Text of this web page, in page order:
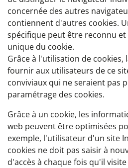
concernée des autres
contiennent d'autres cookies.
spécifique peut être reconnu et
unique du cookie.
Grâce à l'utilisation de cookies,
fournir aux utilisateurs de ce
conviviaux qui ne seraient pas
paramétrage des cookies.
Grâce à un cookie, les
web peuvent être optimisées
exemple, l'utilisateur d'un site
cookies ne doit pas saisir à
d'accès à chaque fois qu'il